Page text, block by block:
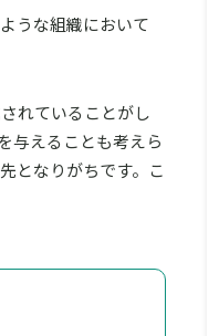
うな組織において
れていることがし
与えることも考えら
となりがちです。こ